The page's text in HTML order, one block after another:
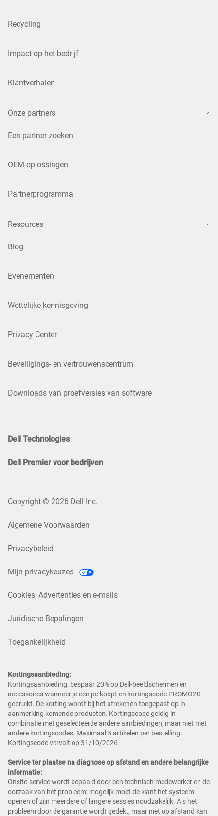
Recycling
Impact op het bedrijf
Klantverhalen
Onze partners
Een partner zoeken
OEM-oplossingen
Partnerprogramma
Resources
Blog
Evenementen
Wettelijke kennisgeving
Privacy Center
Beveiligings- en vertrouwenscentrum
Downloads van proefversies van software
Dell Technologies
Dell Premier voor bedrijven
Copyright © 2026 Dell Inc.
Algemene Voorwaarden
Privacybeleid
Mijn privacykeuzes
Cookies, Advertenties en e-mails
Juridische Bepalingen
Toegankelijkheid
Kortingsaanbieding:
Kortingsaanbieding: bespaar 20% op Dell-beeldschermen en
accessoires wanneer je een pc koopt en kortingscode PROMO20
gebruikt. De korting wordt bij het afrekenen toegepast op in
aanmerking komende producten. Kortingscode geldig in
combinatie met geselecteerde andere aanbiedingen, maar niet met
andere kortingscodes. Maximaal 5 artikelen per bestelling.
Kortingscode vervalt op 31/10/2026
Service ter plaatse na diagnose op afstand en andere belangrijke
informatie:
Onsite-service wordt bepaald door een technisch medewerker en de
oorzaak van het probleem; mogelijk moet de klant het systeem
openen of zijn meerdere of langere sessies noodzakelijk. Als het
probleem door de garantie wordt gedekt, maar niet op afstand kan